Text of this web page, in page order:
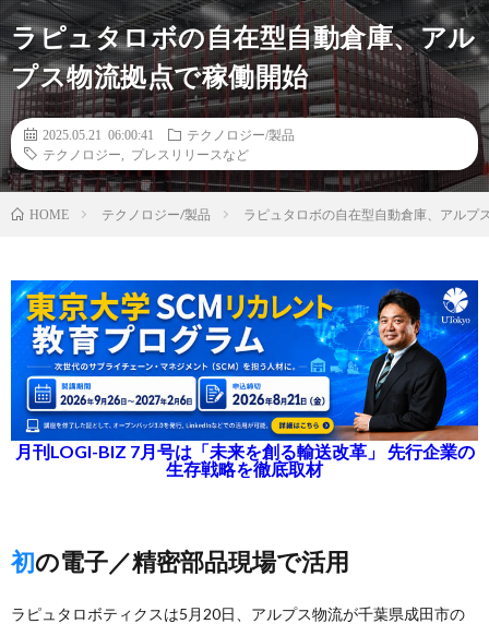
ラピュタロボの自在型自動倉庫、アル
プス物流拠点で稼働開始
2025.05.21 06:00:41
テクノロジー/製品
テクノロジー
プレスリリースなど
HOME テクノロジー/製品 ラピュタロボの自在型自動倉庫、アルプ
月刊LOGI-BIZ 7月号は「未来を創る輸送改革」 先行企業の
生存戦略を徹底取材
初の電子／精密部品現場で活用
ラピュタロボティクスは5月20日、アルプス物流が千葉県成田市の